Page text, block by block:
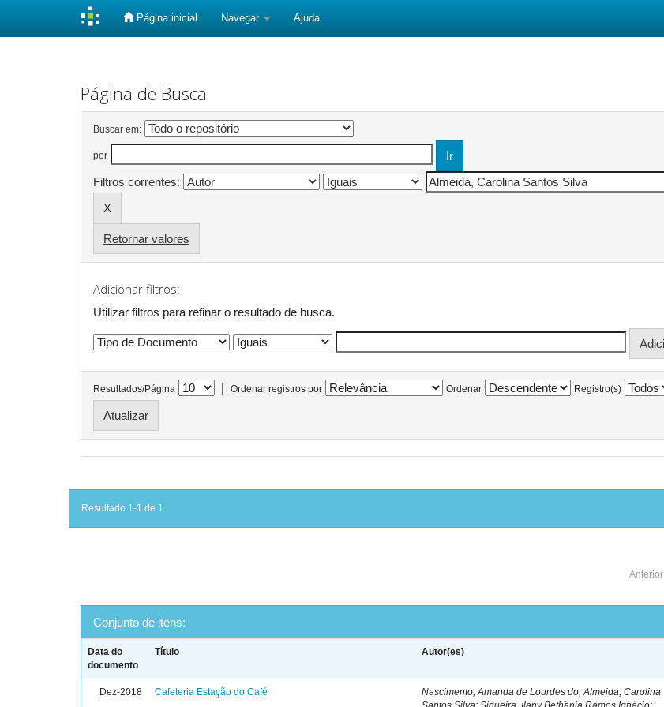
Página inicial Navegar Ajuda
Página de Busca
Buscar em:
por
Filtros correntes:
Retornar valores
Adicionar filtros:
Utilizar filtros para refinar o resultado de busca.
Resultados/Página | Ordenar registros por Ordenar Registro(s)
Resultado 1-1 de 1.
Anterior
Conjunto de itens:
Data do
documento
Título Autor(es)
Dez-2018 Cafeteria Estação do Café
Nascimento, Amanda de Lourdes do; Almeida, Carolina